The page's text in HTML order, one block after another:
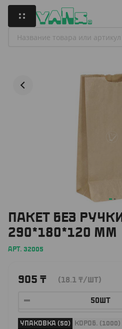
ПАКЕТ БЕЗ
290*180*120 ММ
АРТ. 32005
905 ₸ (18.1 ₸/ШТ)
УПАКОВКА (50) КОРОБ. (1000)